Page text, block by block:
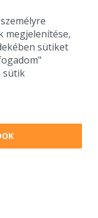
megjelenítése,
sütiket
sütik